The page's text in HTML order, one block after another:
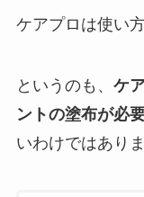
ケアプロは使い
というのも、 ケ
ントの塗布が必
いわけではありま